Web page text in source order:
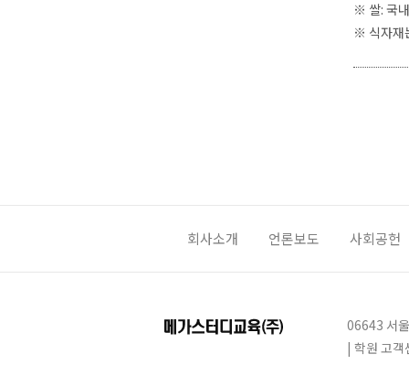
※ 쌀: 국
※ 식자재
회사소개 언론보도 사회공헌
06643 서
| 학원 고